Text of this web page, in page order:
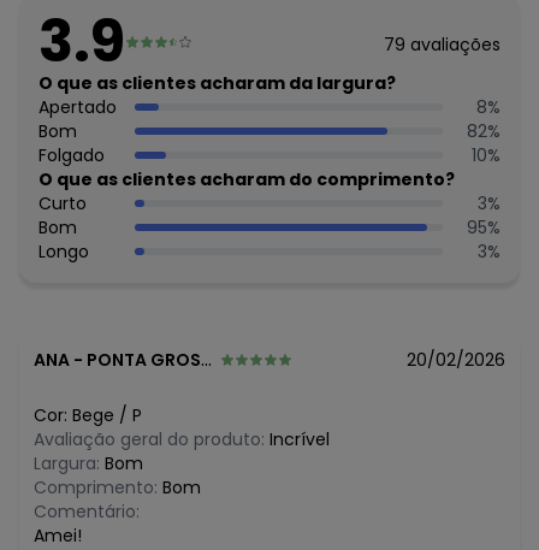
Forro: Não
Decote frente: Redondo
Tecido: Malha
Composição: 96% viscose 4% elastano
Histórico de preços
O preço apresentado abaixo é o menor oferecido em
algum dia do mês, para o menor tamanho disponível.
agosto/2026
N/D*
julho/2026 N/D*
março/2026 R$ 42,45
3.9 79 avaliações
O que as clientes acharam da largura?
Apertado
8%
Bom
82%
Folgado
10%
O que as clientes acharam do comprimento?
Curto
3%
Bom
95%
Longo
3%
ANA - PONTA GROSSA - PR 20/02/2026
Cor: Bege / P
Avaliação geral do produto: Incrível
Largura: Bom
Comprimento: Bom
Comentário:
Amei!